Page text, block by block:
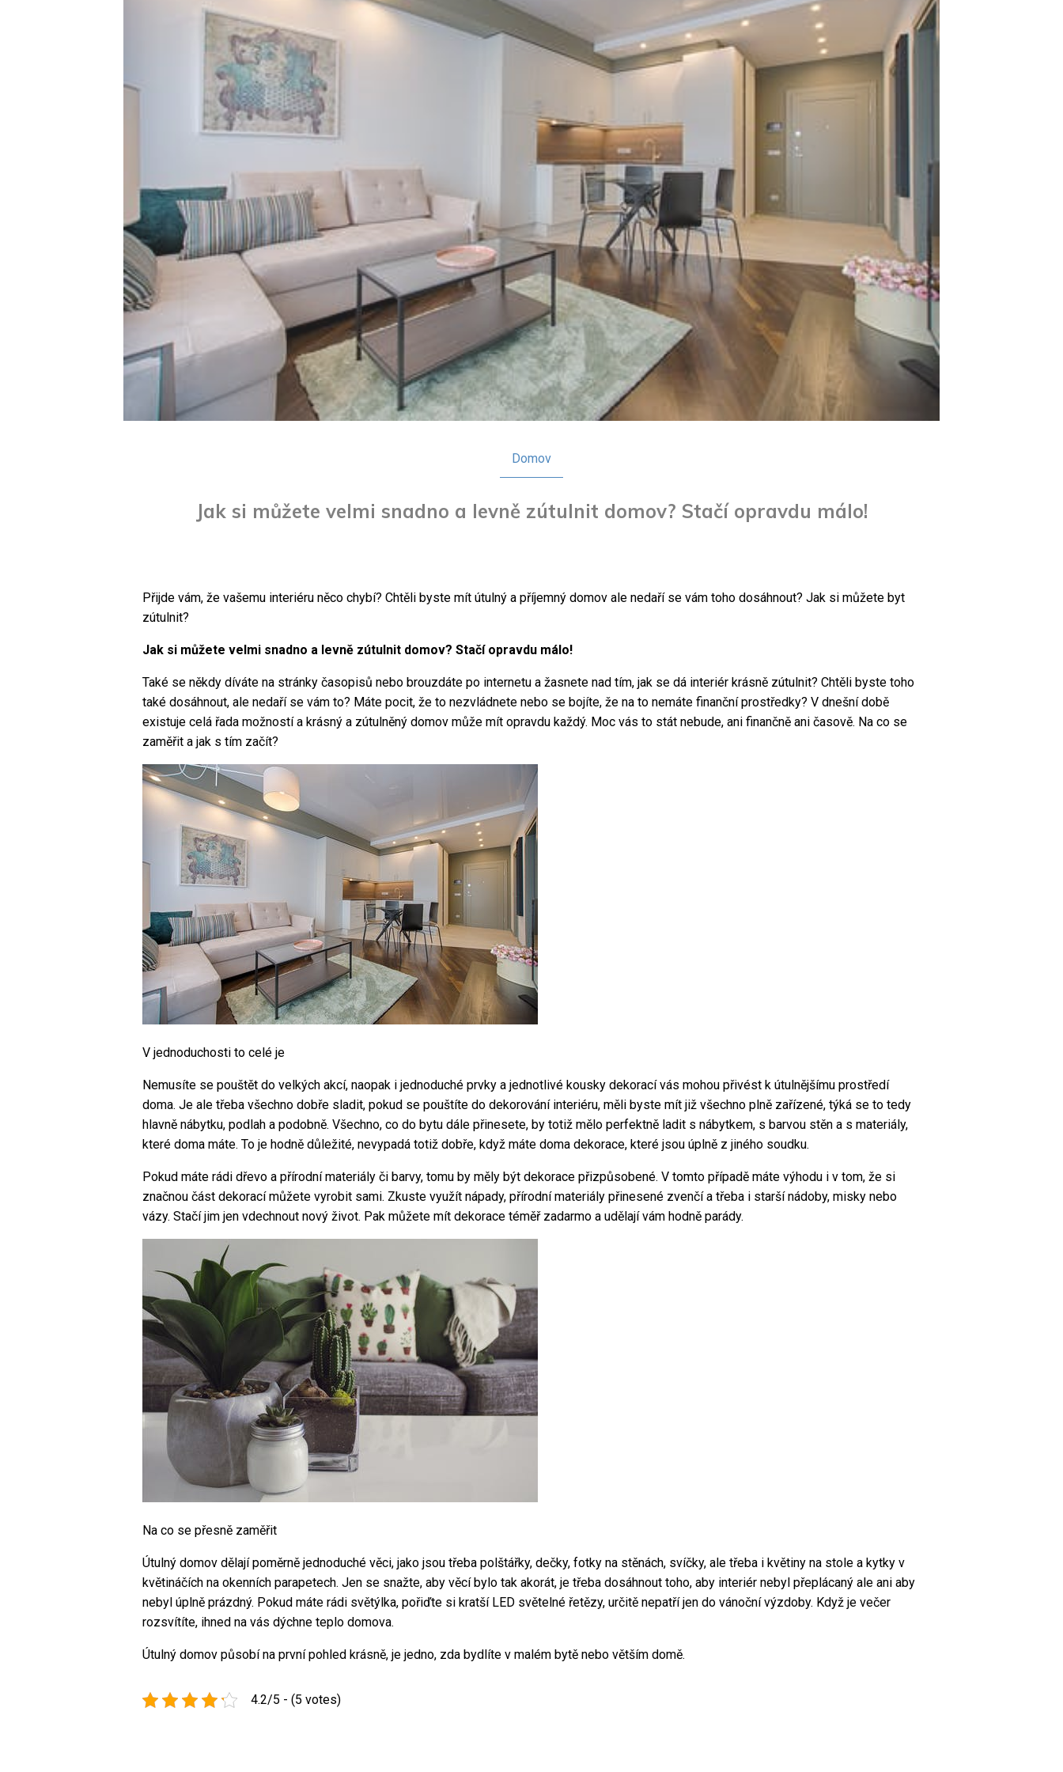
Domov
Jak si můžete velmi snadno a levně zútulnit domov? Stačí opravdu málo!
Přijde vám, že vašemu interiéru něco chybí? Chtěli byste mít útulný a příjemný domov ale nedaří se vám toho dosáhnout? Jak si můžete byt
zútulnit?
Jak si můžete velmi snadno a levně zútulnit domov? Stačí opravdu málo!
Také se někdy díváte na stránky časopisů nebo brouzdáte po internetu a žasnete nad tím, jak se dá interiér krásně zútulnit? Chtěli byste toho
také dosáhnout, ale nedaří se vám to? Máte pocit, že to nezvládnete nebo se bojíte, že na to nemáte finanční prostředky? V dnešní době
existuje celá řada možností a krásný a zútulněný domov může mít opravdu každý. Moc vás to stát nebude, ani finančně ani časově. Na co se
zaměřit a jak s tím začít?
V jednoduchosti to celé je
Nemusíte se pouštět do velkých akcí, naopak i jednoduché prvky a jednotlivé kousky dekorací vás mohou přivést k útulnějšímu prostředí
doma. Je ale třeba všechno dobře sladit, pokud se pouštíte do dekorování interiéru, měli byste mít již všechno plně zařízené, týká se to tedy
hlavně nábytku, podlah a podobně. Všechno, co do bytu dále přinesete, by totiž mělo perfektně ladit s nábytkem, s barvou stěn a s materiály,
které doma máte. To je hodně důležité, nevypadá totiž dobře, když máte doma dekorace, které jsou úplně z jiného soudku.
Pokud máte rádi dřevo a přírodní materiály či barvy, tomu by měly být dekorace přizpůsobené. V tomto případě máte výhodu i v tom, že si
značnou část dekorací můžete vyrobit sami. Zkuste využít nápady, přírodní materiály přinesené zvenčí a třeba i starší nádoby, misky nebo
vázy. Stačí jim jen vdechnout nový život. Pak můžete mít dekorace téměř zadarmo a udělají vám hodně parády.
Na co se přesně zaměřit
Útulný domov dělají poměrně jednoduché věci, jako jsou třeba polštářky, dečky, fotky na stěnách, svíčky, ale třeba i květiny na stole a kytky v
květináčích na okenních parapetech. Jen se snažte, aby věcí bylo tak akorát, je třeba dosáhnout toho, aby interiér nebyl přeplácaný ale ani aby
nebyl úplně prázdný. Pokud máte rádi světýlka, pořiďte si kratší LED světelné řetězy, určitě nepatří jen do vánoční výzdoby. Když je večer
rozsvítíte, ihned na vás dýchne teplo domova.
Útulný domov působí na první pohled krásně, je jedno, zda bydlíte v malém bytě nebo větším domě.
4.2/5 - (5 votes)